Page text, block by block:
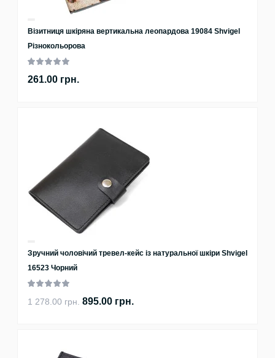
Візитниця шкіряна вертикальна леопардова 19084 Shvigel
Різнокольорова
261.00 грн.
Зручний чоловічий тревел-кейс із натуральної шкіри Shvigel
16523 Чорний
1 278.00 грн. 895.00 грн.